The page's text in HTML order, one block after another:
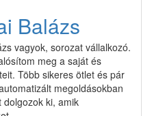
Balázs
vagyok, sorozat vállalkozó.
meg a saját és
Több sikeres ötlet és pár
megoldásokban
dolgozok ki, amik